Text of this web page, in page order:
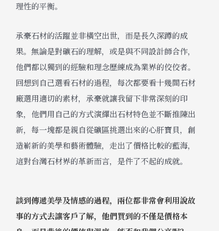
理性的平衡。
承豪石材的活躍並非橫空出世，而是長久深蹲的成
果。無論是對礦石的理解，或是與不同設計師合作，
他們都以獨到的經驗和理念歷練成為業界的佼佼者。
回想到自己選看石材的過程，每次都要看十幾間石材
廠選用適切的素材，承豪就讓我留下非常深刻的印
象，他們用自己的方式演繹出石材特色並不斷推陳出
新，每一塊都是親自從礦區挑選出來的心肝寶貝，創
造嶄新的美學和藝術體驗，走出了價格比較的藍海，
這對台灣石材界的革新而言，是件了不起的成就。
談到傳遞美學及情感的過程，兩位都非常會利用說故
事的方式去讓客戶了解，他們買到的不僅是價格本